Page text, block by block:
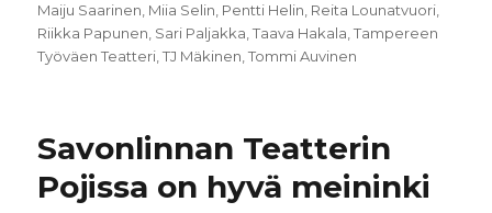
Maiju Saarinen, Miia Selin, Pentti Helin, Reita Lounatvuori,
Riikka Papunen, Sari Paljakka,Taava Hakala,Tampereen
Työväen Teatteri,TJ Mäkinen,Tommi Auvinen
Savonlinnan Teatterin
Pojissa on hyvä meininki